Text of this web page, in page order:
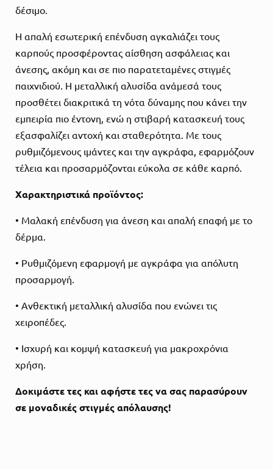
δέσιμο.
Η απαλή εσωτερική επένδυση αγκαλιάζει τους
καρπούς προσφέροντας αίσθηση ασφάλειας και
άνεσης, ακόμη και σε πιο παρατεταμένες στιγμές
παιχνιδιού. Η μεταλλική αλυσίδα ανάμεσά τους
προσθέτει διακριτικά τη νότα δύναμης που κάνει την
εμπειρία πιο έντονη, ενώ η στιβαρή κατασκευή τους
εξασφαλίζει αντοχή και σταθερότητα. Με τους
ρυθμιζόμενους ιμάντες και την αγκράφα, εφαρμόζουν
τέλεια και προσαρμόζονται εύκολα σε κάθε καρπό.
Χαρακτηριστικά προϊόντος:
• Μαλακή επένδυση για άνεση και απαλή επαφή με το
δέρμα.
• Ρυθμιζόμενη εφαρμογή με αγκράφα για απόλυτη
προσαρμογή.
• Ανθεκτική μεταλλική αλυσίδα που ενώνει τις
χειροπέδες.
• Ισχυρή και κομψή κατασκευή για μακροχρόνια
χρήση.
Δοκιμάστε τες και αφήστε τες να σας παρασύρουν
σε μοναδικές στιγμές απόλαυσης!